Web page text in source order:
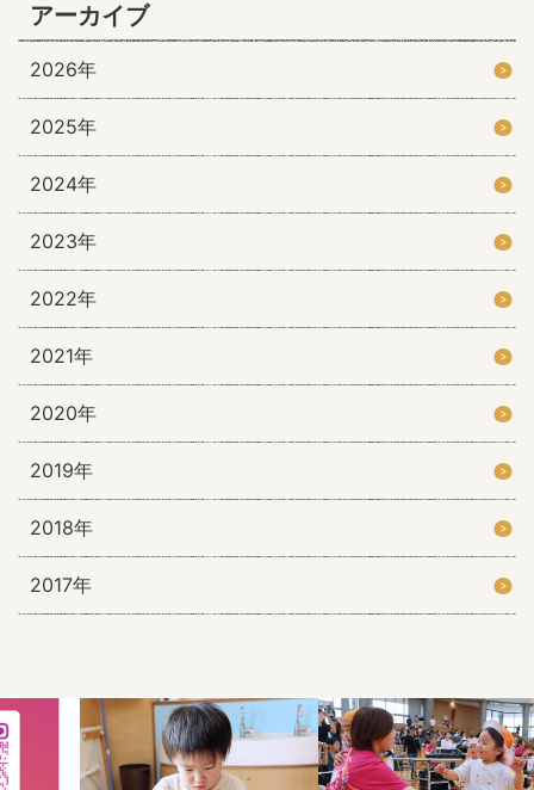
アーカイブ
2026年
2025年
2024年
2023年
2022年
2021年
2020年
2019年
2018年
2017年